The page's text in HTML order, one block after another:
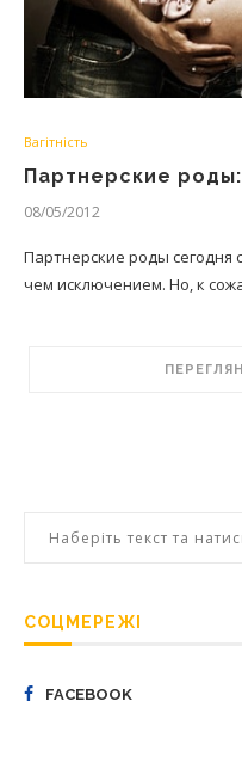
Вагітність
Партнерские
08/05/2012
Партнерские роды сегодня
чем исключением. Но, к
СОЦМЕРЕЖІ
FACEBOOK